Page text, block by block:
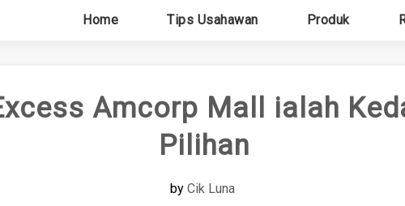
Home Tips Usahawan Produk
Amcorp Mall ialah
Pilihan
byCik Luna